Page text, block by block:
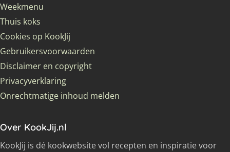
Weekmenu
Thuis koks
Cookies op KookJij
Gebruikersvoorwaarden
Disclaimer en copyright
Privacyverklaring
Onrechtmatige inhoud melden
Over KookJij.nl
KookJij is dé kookwebsite vol recepten en inspiratie voor